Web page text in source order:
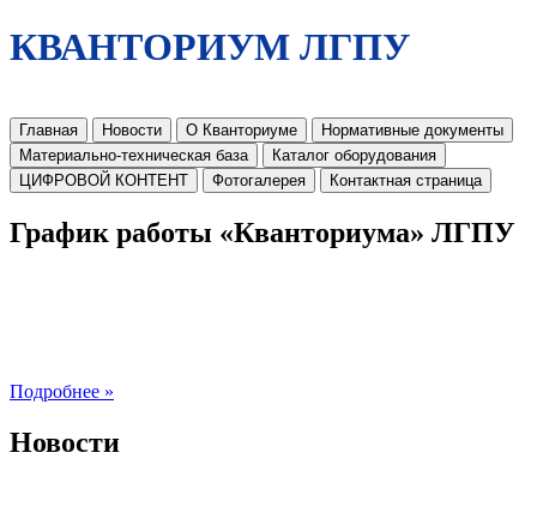
КВАНТОРИУМ ЛГПУ
Главная Новости О Кванториуме
Нормативные документы
Материально-техническая база
Каталог оборудования
ЦИФРОВОЙ КОНТЕНТ
Фотогалерея Контактная страница
График работы «Кванториума» ЛГПУ
Подробнее »
Новости